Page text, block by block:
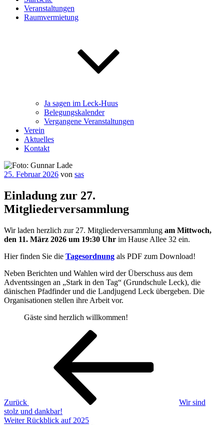
Veranstaltungen
Raumvermietung
Ja sagen im Leck-Huus
Belegungskalender
Vergangene Veranstaltungen
Verein
Aktuelles
Kontakt
Veröffentlicht
25. Februar 2026 von sas
Einladung zur 27.
Mitgliederversammlung
Wir laden herzlich zur 27. Mitgliederversammlung am Mittwoch,
den 11. März 2026 um 19:30 Uhr im Hause Allee 32 ein.
Hier finden Sie die Tagesordnung als PDF zum Download!
Neben Berichten und Wahlen wird der Überschuss aus dem
Adventssingen an „Stark in den Tag“ (Grundschule Leck), die
dänischen Pfadfinder und die Landjugend Leck übergeben. Die
Organisationen stellen ihre Arbeit vor.
Gäste sind herzlich willkommen!
Beitragsnavigation
Zurück
Wir sind
stolz und dankbar!
Nächster
Weiter Rückblick auf 2025